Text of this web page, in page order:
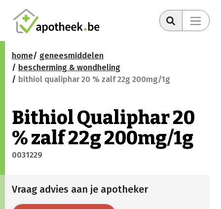
home
geneesmiddelen
bescherming & wondheling
bithiol qualiphar 20 % zalf 22g 200mg/1g
Bithiol Qualiphar 20
% zalf 22g 200mg/1g
0031229
Vraag advies aan je apotheker